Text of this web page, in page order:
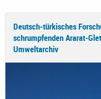
Deutsch-türkisches
schrumpfenden Ararat-
Umweltarchiv